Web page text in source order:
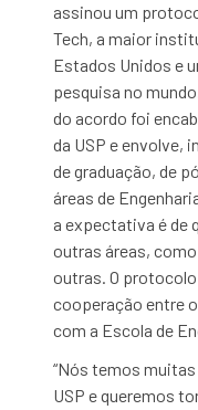
assinou um
Tech, a maior
Estados Unidos e
pesquisa no
do acordo foi
da USP e envolve,
de graduação, de
áreas de
a expectativa é de
outras áreas,
outras. O
cooperação entre
com a Escola de
“Nós temos
USP e queremos